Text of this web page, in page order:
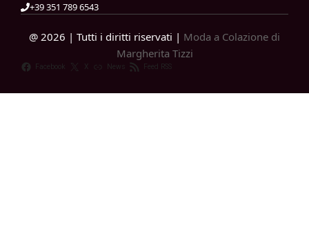
+39 351 789 6543
@ 2026 | Tutti i diritti riservati | Moda a Colazione di
Margherita Tizzi
Facebook X News Feed RSS